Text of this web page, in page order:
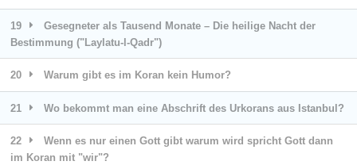
19
Gesegneter als Tausend Monate – Die heilige Nacht der
Bestimmung ("Laylatu-l-Qadr")
20 Warum gibt es im Koran kein Humor?
21 Wo bekommt man eine Abschrift des Urkorans aus Istanbul?
22
Wenn es nur einen Gott gibt warum wird spricht Gott dann
im Koran mit "wir"?